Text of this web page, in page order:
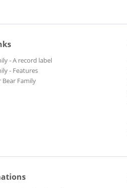
- A record label
- Features
Bear Family